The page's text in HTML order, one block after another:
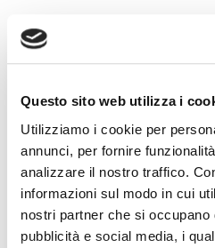
Questo sito web utilizza i
Utilizziamo i cookie per
annunci, per fornire
analizzare il nostro traffico.
informazioni sul modo in cui
nostri partner che si occupano
pubblicità e social media, i
Promozioni
Articoli recenti
Sempre più Buoni
Centro Cash
spazio, più
Centro Cash